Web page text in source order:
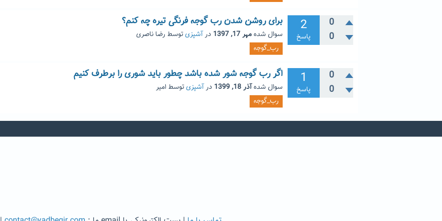
0
0
2
پاسخ
برای روشن شدن رب گوجه فرنگی تیره چه کنم؟
سوال شدهمهر 17, 1397 درآشپزیتوسط رضا ناصری
رب_گوجه
0
0
1
پاسخ
اگر رب گوجه شور شده باشد چطور باید شوری را برطرف کنیم
سوال شدهآذر 18, 1399 درآشپزیتوسط امیر
رب_گوجه